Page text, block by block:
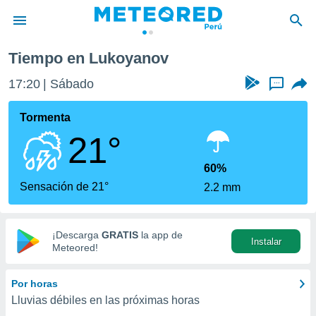
de
ha sido
para
que se
calidad.
a este
las
y
digital
basada
Tiempo en Lukoyanov
17:20 Sábado ...
Tormenta
21°
Sensación de 21°
60%
2.2 mm
¡Descarga GRATIS la app de
Meteored!
Instalar
Por horas
Lluvias débiles en las próximas horas